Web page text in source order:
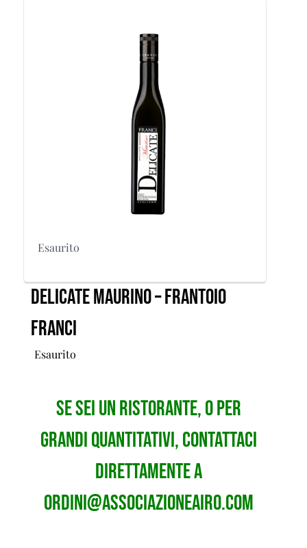
Esaurito
Delicate Maurino – Frantoio
Franci
Esaurito
Se sei un ristorante, o per
grandi quantitativi, contattaci
direttamente a
ordini@associazioneairo.com